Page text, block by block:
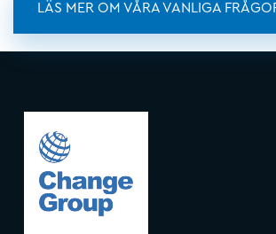
LÄS MER OM VÅRA VANLIGA